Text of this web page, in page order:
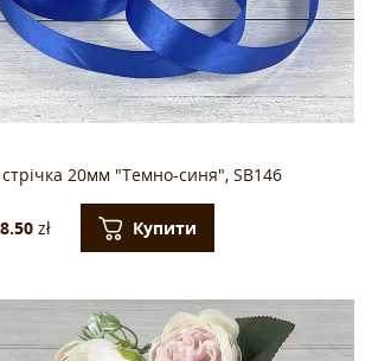
20мм "Темно-синя", SB146
8.50zł Купити